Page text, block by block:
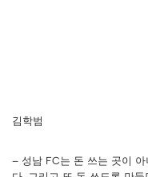
김학범
– 성남 FC는 돈 쓰는 곳이